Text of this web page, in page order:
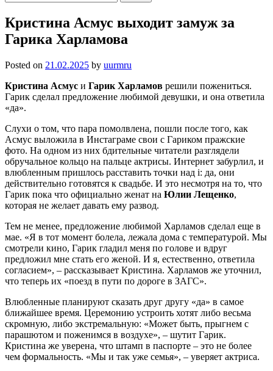
Кристина Асмус выходит замуж за
Гарика Харламова
Posted on 21.02.2025 by uurmru
Кристина Асмус и Гарик Харламов решили пожениться.
Гарик сделал предложение любимой девушки, и она ответила
«да».
Слухи о том, что пара помолвлена, пошли после того, как
Асмус выложила в Инстаграме свои с Гариком пражские
фото. На одном из них бдительные читатели разглядели
обручальное кольцо на пальце актрисы. Интернет забурлил, и
влюбленным пришлось расставить точки над i: да, они
действительно готовятся к свадьбе. И это несмотря на то, что
Гарик пока что официально женат на Юлии Лещенко,
которая не желает давать ему развод.
Тем не менее, предложение любимой Харламов сделал еще в
мае. «Я в тот момент болела, лежала дома с температурой. Мы
смотрели кино, Гарик гладил меня по голове и вдруг
предложил мне стать его женой. И я, естественно, ответила
согласием», – рассказывает Кристина. Харламов же уточнил,
что теперь их «поезд в пути по дороге в ЗАГС».
Влюбленные планируют сказать друг другу «да» в самое
ближайшее время. Церемонию устроить хотят либо весьма
скромную, либо экстремальную: «Может быть, прыгнем с
парашютом и поженимся в воздухе», – шутит Гарик.
Кристина же уверена, что штамп в паспорте – это не более
чем формальность. «Мы и так уже семья», – уверяет актриса.